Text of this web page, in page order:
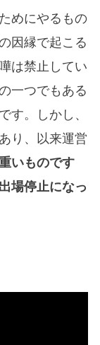
めにやるもの
因縁で起こる
は禁止してい
一つでもある
す。しかし、
り、以来運営
いものです
場停止になっ